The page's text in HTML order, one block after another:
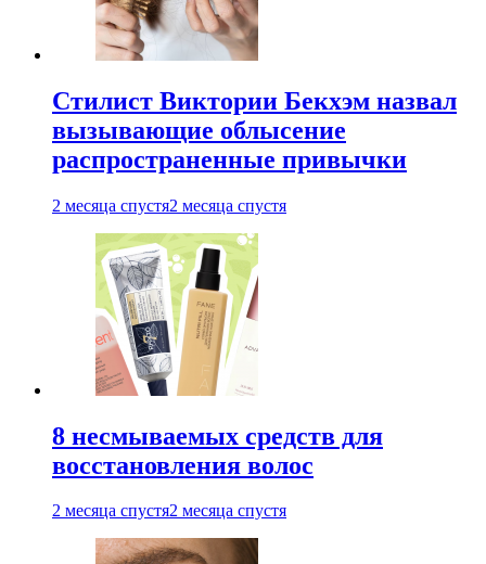
Стилист Виктории Бекхэм назвал
вызывающие облысение
распространенные привычки
2 месяца спустя2 месяца спустя
8 несмываемых средств для
восстановления волос
2 месяца спустя2 месяца спустя